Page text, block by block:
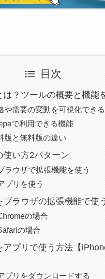
目次
は？ツールの概要と機能
や需要の変動を可視化できる
で利用できる機能
版と無料版の違い
使い方2パターン
ラウザで拡張機能を使う
プリを使う
ブラウザの拡張機能で使
の場合
の場合
アプリで使う方法【
プリをダウンロードする